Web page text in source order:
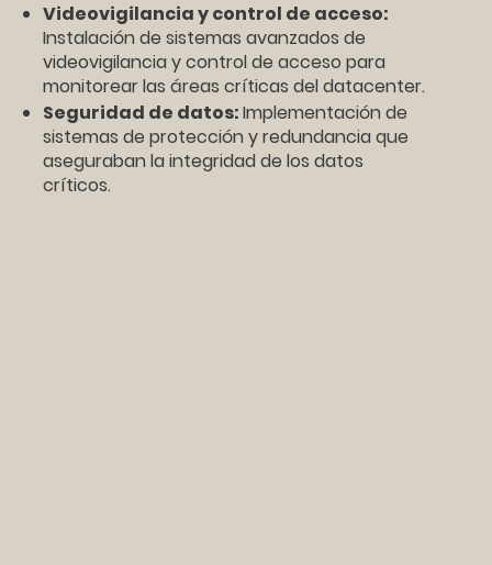
Videovigilancia y control de acceso:
Instalación de sistemas avanzados de
videovigilancia y control de acceso para
monitorear las áreas críticas del datacenter.
Seguridad de datos:Implementación de
sistemas de protección y redundancia que
aseguraban la integridad de los datos
críticos.